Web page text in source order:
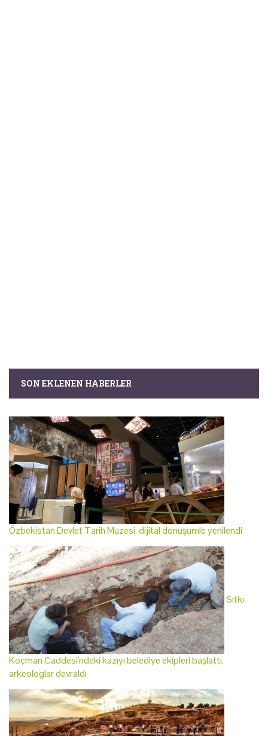
SON EKLENEN HABERLER
Özbekistan Devlet Tarih Müzesi, dijital dönüşümle yenilendi
Sıtkı
Koçman Caddesi'ndeki kazıyı belediye ekipleri başlattı,
arkeologlar devraldı